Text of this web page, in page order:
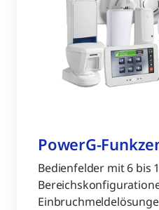
PowerG-
Bedienfelder mit 6 bis